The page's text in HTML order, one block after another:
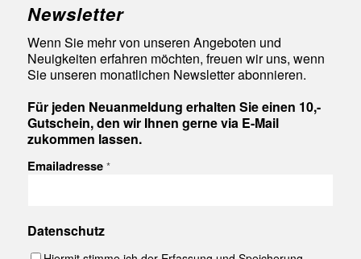
Newsletter
Wenn Sie mehr von unseren Angeboten und
Neuigkeiten erfahren möchten, freuen wir uns, wenn
Sie unseren monatlichen Newsletter abonnieren.
Für jeden Neuanmeldung erhalten Sie einen 10,-
Gutschein, den wir Ihnen gerne via E-Mail
zukommen lassen.
Emailadresse *
Datenschutz